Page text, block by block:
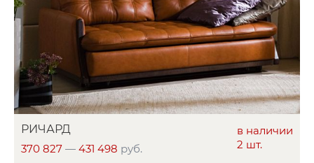
в наличии
2 шт.
РИЧАРД
370 827 — 431 498 руб.